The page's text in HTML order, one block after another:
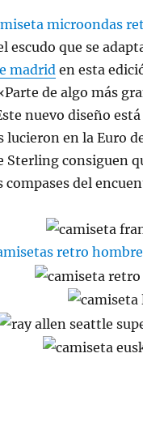
escudo que se
madrid en esta
de algo más
nuevo diseño
lucieron en la Euro
Sterling consiguen
compases del